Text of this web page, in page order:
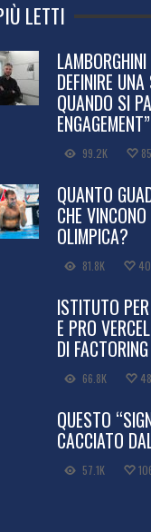
LETTI
DEFINIRE
QUANDO SI
ENGAGEMENT”
99.2K 85
QUANTO
CHE
OLIMPICA?
81.8K 40
ISTITUTO
E PRO
DI FACTORING
66.8K 48
QUESTO
CACCIATO
57.1K